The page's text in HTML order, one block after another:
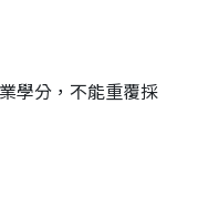
學分，不能重覆採